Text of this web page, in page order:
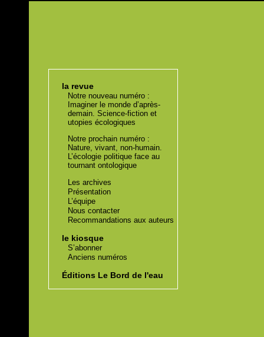
la revue
Notre nouveau numéro :
Imaginer le monde d’après-
demain. Science-fiction et
utopies écologiques
Notre prochain numéro :
Nature, vivant, non-humain.
L’écologie politique face au
tournant ontologique
Les archives
Présentation
L’équipe
Nous contacter
Recommandations aux auteurs
le kiosque
S’abonner
Anciens numéros
Éditions Le Bord de l'eau